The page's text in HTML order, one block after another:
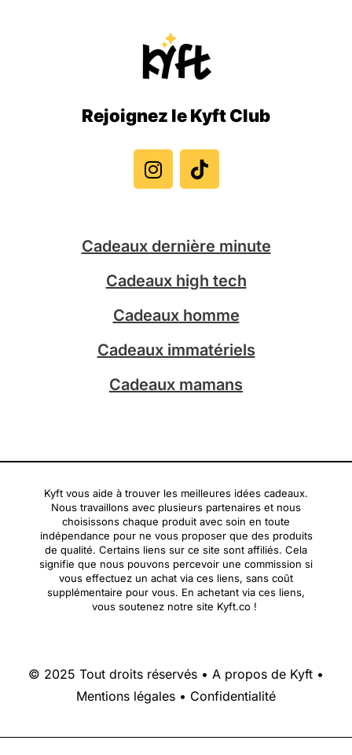
Rejoignez le Kyft Club
n
s
t
r
a
m
i
k
t
Cadeaux dernière minute
Cadeaux high tech
Cadeaux homme
Cadeaux immatériels
Cadeaux mamans
Kyft vous aide à trouver les meilleures idées cadeaux.
Nous travaillons avec plusieurs partenaires et nous
choisissons chaque produit avec soin en toute
indépendance pour ne vous proposer que des produits
de qualité. Certains liens sur ce site sont affiliés. Cela
signifie que nous pouvons percevoir une commission si
vous effectuez un achat via ces liens, sans coût
supplémentaire pour vous. En achetant via ces liens,
vous soutenez notre site Kyft.co !
© 2025 Tout droits réservés • A propos de Kyft •
Mentions légales • Confidentialité